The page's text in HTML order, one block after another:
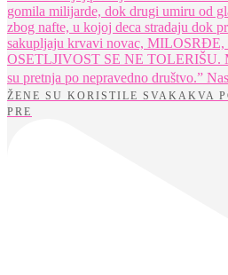
ŽENE SU KORISTILE SVAKAKVA
PRE